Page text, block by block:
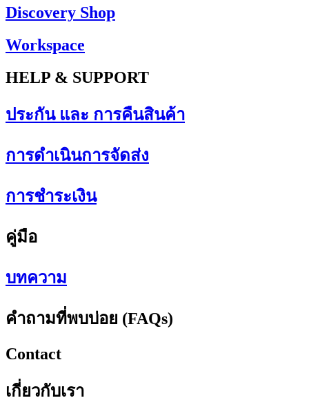
Discovery Shop
Workspace
HELP & SUPPORT
ประกัน และ การคืนสินค้า
การดำเนินการจัดส่ง
การชำระเงิน
คู่มือ
บทความ
คำถามที่พบบ่อย (FAQs)
Contact
เกี่ยวกับเรา